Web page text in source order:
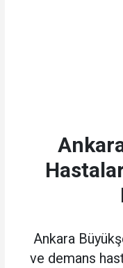
Ankara
ve demans